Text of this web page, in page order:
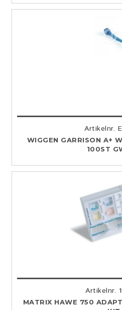
Artikelnr.
WIGGEN GARRISON A+
100ST
Artikelnr.
MATRIX HAWE 750